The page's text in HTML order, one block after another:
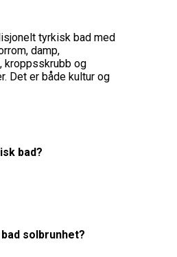
tyrkisk bad med
damp,
kroppsskrubb og
Det er både kultur og
bad?
solbrunhet?